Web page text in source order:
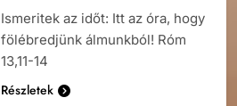
Ismeritek az időt: Itt az óra, hogy
fölébredjünk álmunkból! Róm
13,11-14
Részletek